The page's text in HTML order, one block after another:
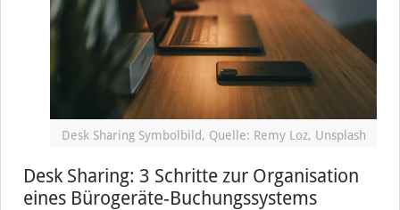
Desk Sharing Symbolbild, Quelle: Remy Loz, Unsplash
Desk Sharing: 3 Schritte zur Organisation
eines Bürogeräte-Buchungssystems